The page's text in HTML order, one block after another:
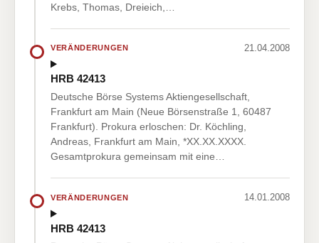
Krebs, Thomas, Dreieich,…
VERÄNDERUNGEN 21.04.2008
HRB 42413
Deutsche Börse Systems Aktiengesellschaft,
Frankfurt am Main (Neue Börsenstraße 1, 60487
Frankfurt). Prokura erloschen: Dr. Köchling,
Andreas, Frankfurt am Main, *XX.XX.XXXX.
Gesamtprokura gemeinsam mit eine…
VERÄNDERUNGEN 14.01.2008
HRB 42413